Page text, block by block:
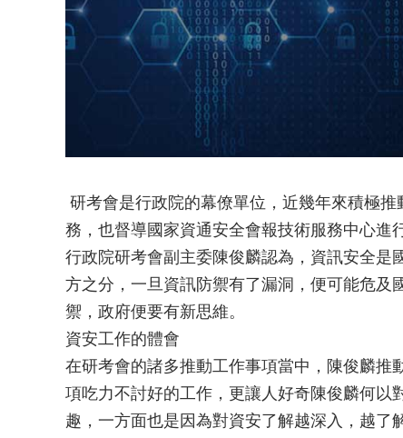
研考會是行政院的幕僚單位，近幾年來積極
務，也督導國家資通安全會報技術服務中心進
行政院研考會副主委陳俊麟認為，資訊安全是
方之分，一旦資訊防禦有了漏洞，便可能危及
禦，政府便要有新思維。
資安工作的體會
在研考會的諸多推動工作事項當中，陳俊麟推
項吃力不討好的工作，更讓人好奇陳俊麟何以
趣，一方面也是因為對資安了解越深入，越